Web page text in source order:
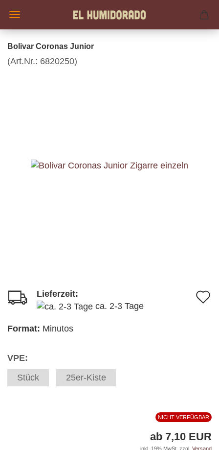
Bolivar Coronas Junior
(Art.Nr.: 6820250)
Lieferzeit:
ca. 2-3 Tage
Format: Minutos
VPE:
Stück
25er-Kiste
NICHT VERFÜGBAR
ab 7,10 EUR
inkl. 19% MwSt. zzgl. Versand